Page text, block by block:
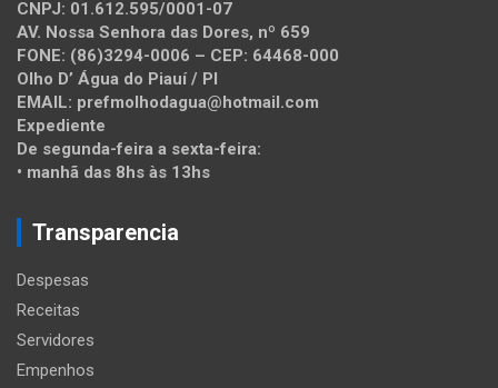
CNPJ: 01.612.595/0001-07
AV. Nossa Senhora das Dores, nº 659
FONE: (86)3294-0006 – CEP: 64468-000
Olho D’ Água do Piauí / PI
EMAIL: prefmolhodagua@hotmail.com
Expediente
De segunda-feira a sexta-feira:
• manhã das 8hs às 13hs
Transparencia
Despesas
Receitas
Servidores
Empenhos